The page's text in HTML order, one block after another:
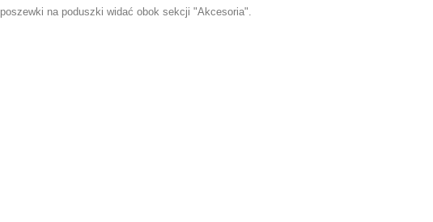
poszewki na poduszki widać obok sekcji "Akcesoria".